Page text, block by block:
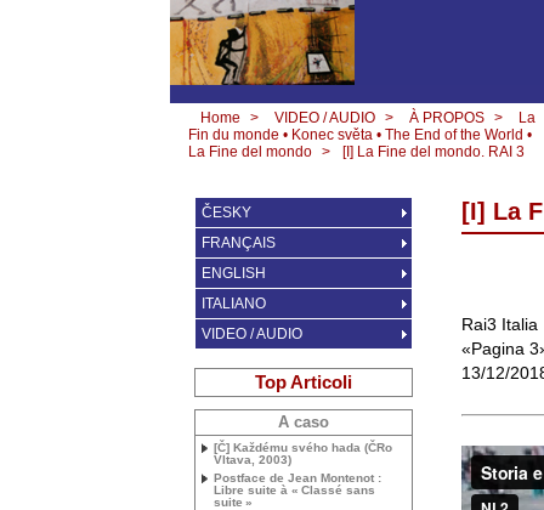
Home > VIDEO / AUDIO > À PROPOS >
La
Fin du monde • Konec světa • The End of the World •
La Fine del mondo > [I] La Fine del mondo. RAI 3
[I] La
Rai3 Italia
«Pagina
13/12/
ČESKY
FRANÇAIS
ENGLISH
ITALIANO
VIDEO / AUDIO
Top Articoli
A caso
[Č] Každému svého hada (ČRo
Vltava, 2003)
Postface de Jean Montenot :
Libre suite à « Classé sans
suite »